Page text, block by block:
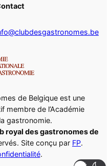
de Belgique est une
membre de l’Académie
gastronomie.
royal des gastronomes de
Site conçu par FP.
.